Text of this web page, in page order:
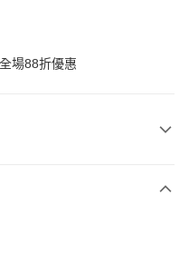
場88折優惠